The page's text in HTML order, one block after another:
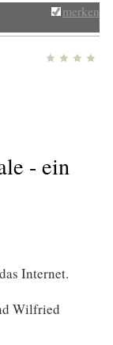
merken
- ein
Internet.
Wilfried